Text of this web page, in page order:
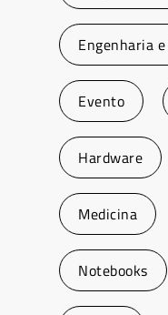
Engenharia
Evento
Hardware
Medicina
Notebooks